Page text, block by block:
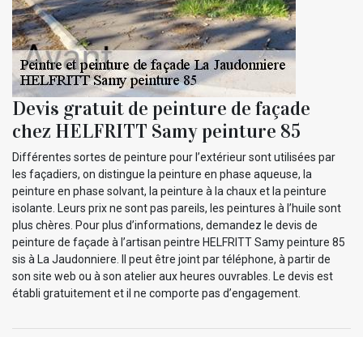
Devis gratuit de peinture de façade
chez HELFRITT Samy peinture 85
Différentes sortes de peinture pour l’extérieur sont utilisées par
les façadiers, on distingue la peinture en phase aqueuse, la
peinture en phase solvant, la peinture à la chaux et la peinture
isolante. Leurs prix ne sont pas pareils, les peintures à l’huile sont
plus chères. Pour plus d’informations, demandez le devis de
peinture de façade à l’artisan peintre HELFRITT Samy peinture 85
sis à La Jaudonniere. Il peut être joint par téléphone, à partir de
son site web ou à son atelier aux heures ouvrables. Le devis est
établi gratuitement et il ne comporte pas d’engagement.